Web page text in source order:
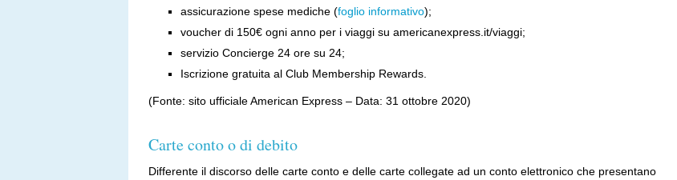
assicurazione spese mediche (foglio informativo);
voucher di 150€ ogni anno per i viaggi su americanexpress.it/viaggi;
servizio Concierge 24 ore su 24;
Iscrizione gratuita al Club Membership Rewards.
(Fonte: sito ufficiale American Express – Data: 31 ottobre 2020)
Carte conto o di debito
Differente il discorso delle carte conto e delle carte collegate ad un conto elettronico che presentano